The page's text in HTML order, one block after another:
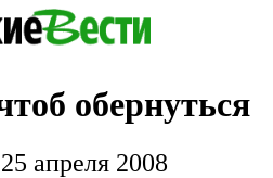
обернуться
апреля 2008